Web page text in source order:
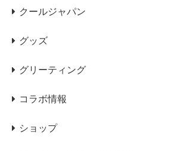
クールジャパン
グッズ
グリーティング
コラボ情報
ショップ